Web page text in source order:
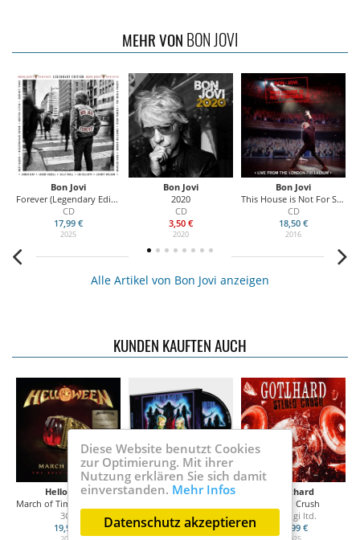
MEHR VON BON JOVI
Bon Jovi
Forever (Legendary Edition)
CD
17,99 €
2025
Bon Jovi
2020
CD
3,50 €
2020
Bon Jovi
This House is Not For Sale - Live From The London Palladium
CD
18,50 €
2016
Alle Artikel von Bon Jovi anzeigen
KUNDEN KAUFTEN AUCH
Helloween
March of Time (the Best of 40 Years)
3CD
19,99 €
Lordi
CD digi
16,99 €
Gotthard
Stereo Crush
CD digi ltd.
16,99 €
Diese Website benutzt Cookies
zur Optimierung. Mit ihrer
Nutzung erklären Sie sich damit
einverstanden. Mehr Infos
Datenschutz akzeptieren